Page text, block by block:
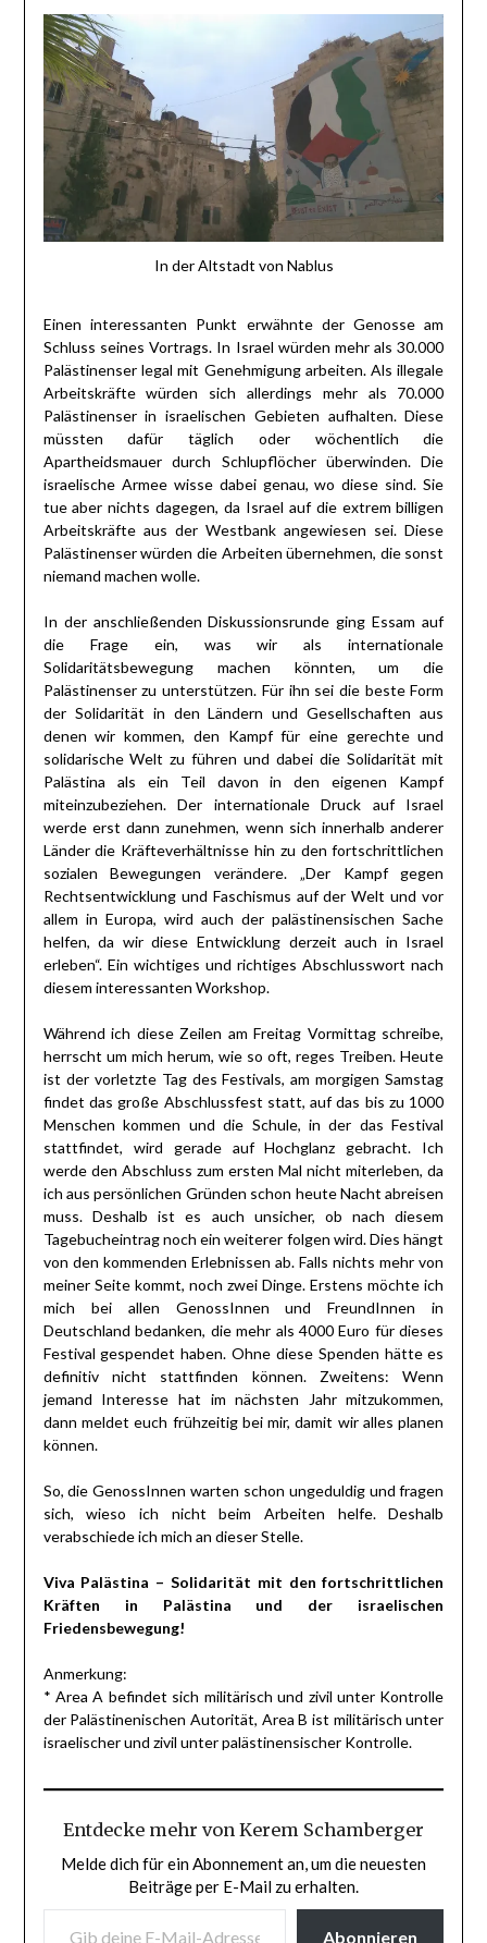
In der Altstadt von Nablus
Einen interessanten Punkt erwähnte der Genosse am
Schluss seines Vortrags. In Israel würden mehr als 30.000
Palästinenser legal mit Genehmigung arbeiten. Als illegale
Arbeitskräfte würden sich allerdings mehr als 70.000
Palästinenser in israelischen Gebieten aufhalten. Diese
müssten dafür täglich oder wöchentlich die
Apartheidsmauer durch Schlupflöcher überwinden. Die
israelische Armee wisse dabei genau, wo diese sind. Sie
tue aber nichts dagegen, da Israel auf die extrem billigen
Arbeitskräfte aus der Westbank angewiesen sei. Diese
Palästinenser würden die Arbeiten übernehmen, die sonst
niemand machen wolle.
In der anschließenden Diskussionsrunde ging Essam auf
die Frage ein, was wir als internationale
Solidaritätsbewegung machen könnten, um die
Palästinenser zu unterstützen. Für ihn sei die beste Form
der Solidarität in den Ländern und Gesellschaften aus
denen wir kommen, den Kampf für eine gerechte und
solidarische Welt zu führen und dabei die Solidarität mit
Palästina als ein Teil davon in den eigenen Kampf
miteinzubeziehen. Der internationale Druck auf Israel
werde erst dann zunehmen, wenn sich innerhalb anderer
Länder die Kräfteverhältnisse hin zu den fortschrittlichen
sozialen Bewegungen verändere. „Der Kampf gegen
Rechtsentwicklung und Faschismus auf der Welt und vor
allem in Europa, wird auch der palästinensischen Sache
helfen, da wir diese Entwicklung derzeit auch in Israel
erleben“. Ein wichtiges und richtiges Abschlusswort nach
diesem interessanten Workshop.
Während ich diese Zeilen am Freitag Vormittag schreibe,
herrscht um mich herum, wie so oft, reges Treiben. Heute
ist der vorletzte Tag des Festivals, am morgigen Samstag
findet das große Abschlussfest statt, auf das bis zu 1000
Menschen kommen und die Schule, in der das Festival
stattfindet, wird gerade auf Hochglanz gebracht. Ich
werde den Abschluss zum ersten Mal nicht miterleben, da
ich aus persönlichen Gründen schon heute Nacht abreisen
muss. Deshalb ist es auch unsicher, ob nach diesem
Tagebucheintrag noch ein weiterer folgen wird. Dies hängt
von den kommenden Erlebnissen ab. Falls nichts mehr von
meiner Seite kommt, noch zwei Dinge. Erstens möchte ich
mich bei allen GenossInnen und FreundInnen in
Deutschland bedanken, die mehr als 4000 Euro für dieses
Festival gespendet haben. Ohne diese Spenden hätte es
definitiv nicht stattfinden können. Zweitens: Wenn
jemand Interesse hat im nächsten Jahr mitzukommen,
dann meldet euch frühzeitig bei mir, damit wir alles planen
können.
So, die GenossInnen warten schon ungeduldig und fragen
sich, wieso ich nicht beim Arbeiten helfe. Deshalb
verabschiede ich mich an dieser Stelle.
Viva Palästina – Solidarität mit den fortschrittlichen
Kräften in Palästina und der israelischen
Friedensbewegung!
Anmerkung:
* Area A befindet sich militärisch und zivil unter Kontrolle
der Palästinenischen Autorität, Area B ist militärisch unter
israelischer und zivil unter palästinensischer Kontrolle.
Entdecke mehr von Kerem Schamberger
Melde dich für ein Abonnement an, um die neuesten
Beiträge per E-Mail zu erhalten.
GIB DEINE E-MAIL-ADRESSE EIN ...
Abonnieren